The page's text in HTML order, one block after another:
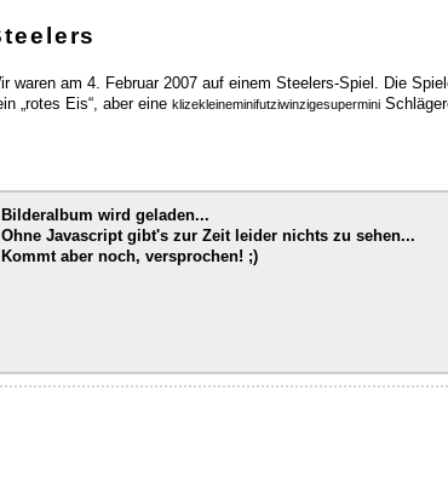
waren am 4. Februar 2007 auf einem Steelers-Spiel. Die
„rotes Eis“, aber eine klizekleineminifutziwinzigesupermini
Bilderalbum wird geladen...
Ohne Javascript gibt's zur Zeit leider nichts zu sehen...
Kommt aber noch, versprochen! ;)